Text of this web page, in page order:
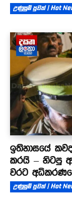
උණුසුම් පුවත් | Hot
ඉතිහාසයේ
කරයි – හිටපු
වරට
උණුසුම් පුවත් | Hot